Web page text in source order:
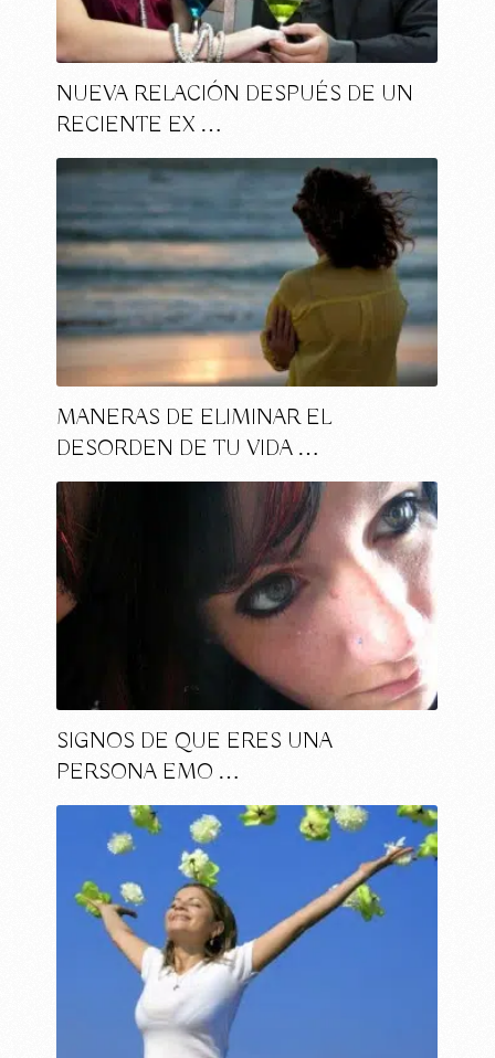
NUEVA RELACIÓN DESPUÉS DE UN
RECIENTE EX …
MANERAS DE ELIMINAR EL
DESORDEN DE TU VIDA …
SIGNOS DE QUE ERES UNA
PERSONA EMO …